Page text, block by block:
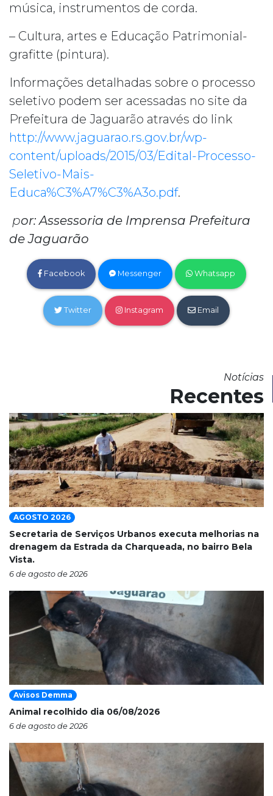
música, instrumentos de corda.
– Cultura, artes e Educação Patrimonial-
grafitte (pintura).
Informações detalhadas sobre o processo
seletivo podem ser acessadas no site da
Prefeitura de Jaguarão através do link
http://www.jaguarao.rs.gov.br/wp-
content/uploads/2015/03/Edital-Processo-
Seletivo-Mais-
Educa%C3%A7%C3%A3o.pdf.
por: Assessoria de Imprensa Prefeitura
de Jaguarão
Facebook Messenger Whatsapp
Twitter Instagram Email
Notícias
Recentes
AGOSTO 2026
Secretaria de Serviços Urbanos executa melhorias na
drenagem da Estrada da Charqueada, no bairro Bela
Vista.
6 de agosto de 2026
Avisos Demma
Animal recolhido dia 06/08/2026
6 de agosto de 2026